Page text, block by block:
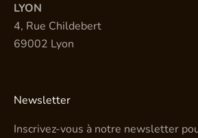
LYON
4, Rue Childebert
69002 Lyon
Newsletter
Inscrivez-vous à notre newsletter